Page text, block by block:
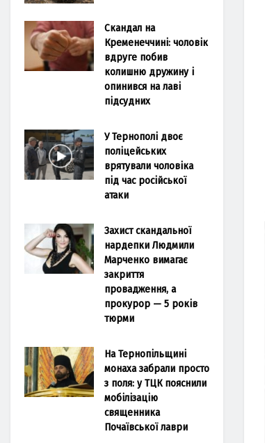
Скандал на
Кременеччині: чоловік
вдруге побив
колишню дружину і
опинився на лаві
підсудних
У Тернополі двоє
поліцейських
врятували чоловіка
під час російської
атаки
Захист скандальної
нардепки Людмили
Марченко вимагає
закриття
провадження, а
прокурор — 5 років
тюрми
На Тернопільщині
монаха забрали просто
з поля: у ТЦК пояснили
мобілізацію
священника
Почаївської лаври